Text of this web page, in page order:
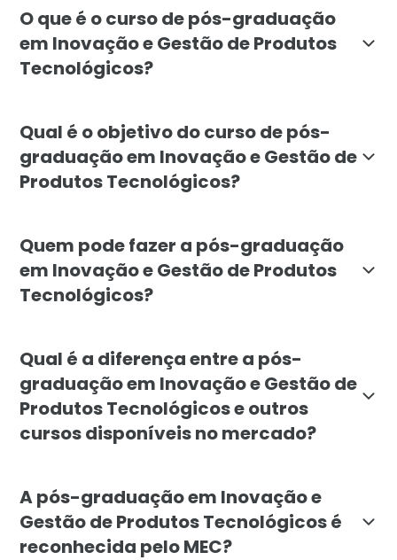
O que é o curso de pós-graduação
em Inovação e Gestão de Produtos
Tecnológicos?
Qual é o objetivo do curso de pós-
graduação em Inovação e Gestão de
Produtos Tecnológicos?
Quem pode fazer a pós-graduação
em Inovação e Gestão de Produtos
Tecnológicos?
Qual é a diferença entre a pós-
graduação em Inovação e Gestão de
Produtos Tecnológicos e outros
cursos disponíveis no mercado?
A pós-graduação em Inovação e
Gestão de Produtos Tecnológicos é
reconhecida pelo MEC?